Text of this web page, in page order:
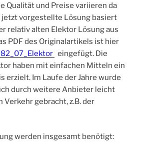
Qualität und Preise variieren da
jetzt vorgestellte Lösung basiert
relativ alten Elektor Lösung aus
PDF des Originalartikels ist hier
eingefügt. Die
haben mit einfachen Mitteln ein
erzielt. Im Laufe der Jahre wurde
durch weitere Anbieter leicht
Verkehr gebracht, z.B. der
werden insgesamt benötigt: